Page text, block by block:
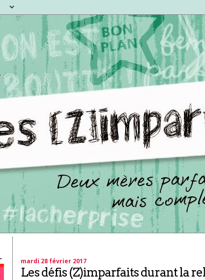
mardi 28 février 2017
Les défis (Z)imparfaits durant la